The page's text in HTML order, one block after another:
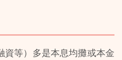
資等）多是本息均攤或本金